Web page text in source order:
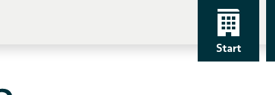
Start